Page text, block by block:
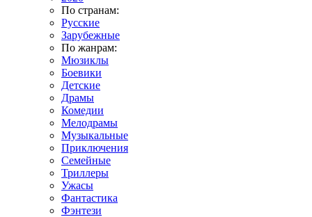
По странам:
Русские
Зарубежные
По жанрам:
Мюзиклы
Боевики
Детские
Драмы
Комедии
Мелодрамы
Музыкальные
Приключения
Семейные
Триллеры
Ужасы
Фантастика
Фэнтези